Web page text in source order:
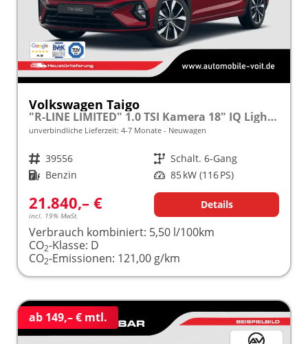
Volkswagen Taigo
"R-LINE LIMITED" 1.0 TSI Kamera 18" IQ Light Matrix-LED
unverbindliche Lieferzeit: 4-7 Monate Neuwagen
Fahrzeugnr. 39556 Getriebe Schalt. 6-Gang
Kraftstoff Benzin Leistung 85 kW (116 PS)
21.840,– €
incl. 19% MwSt.
Details
Verbrauch kombiniert: 5,50 l/100km
CO2-Klasse: D
CO2-Emissionen: 121,00 g/km
ab 149,– € mtl.